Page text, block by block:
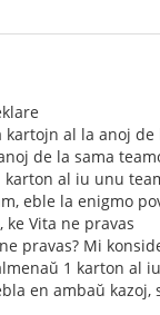
kartojn al la anoj
de la sama
al iu unu
eble la enigmo
ke Vita ne pravas
pravas? Mi
1 karton al
en ambaŭ